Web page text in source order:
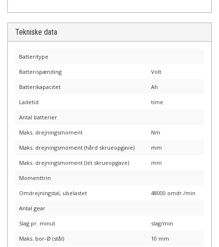
Tekniske data
Batteritype
Batterispænding Volt
Batterikapacitet Ah
Ladetid time
Antal batterier
Maks. drejningsmoment Nm
Maks. drejningsmoment (hård skrueopgave) mm
Maks. drejningsmoment (let skrueopgave) mm
Momenttrin
Omdrejningstal, ubelastet 48000 omdr./min
Antal gear
Slag pr. minut slag/min
Maks. bor-Ø (stål) 10 mm